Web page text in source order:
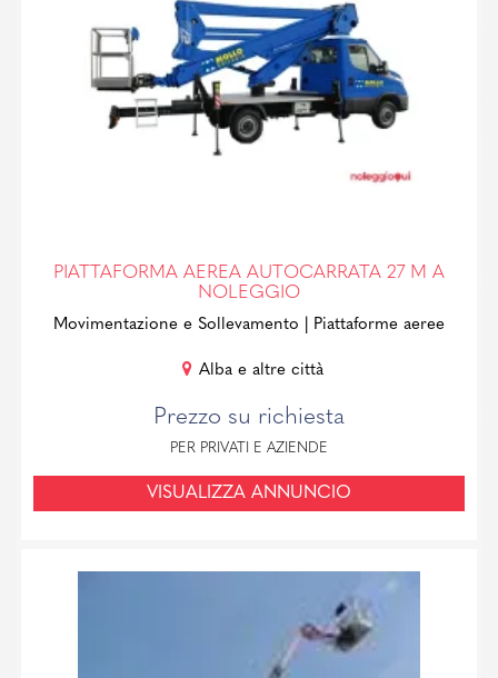
PIATTAFORMA AEREA AUTOCARRATA 27 M A
NOLEGGIO
Movimentazione e Sollevamento | Piattaforme aeree
Alba e altre città
Prezzo su richiesta
PER PRIVATI E AZIENDE
VISUALIZZA ANNUNCIO